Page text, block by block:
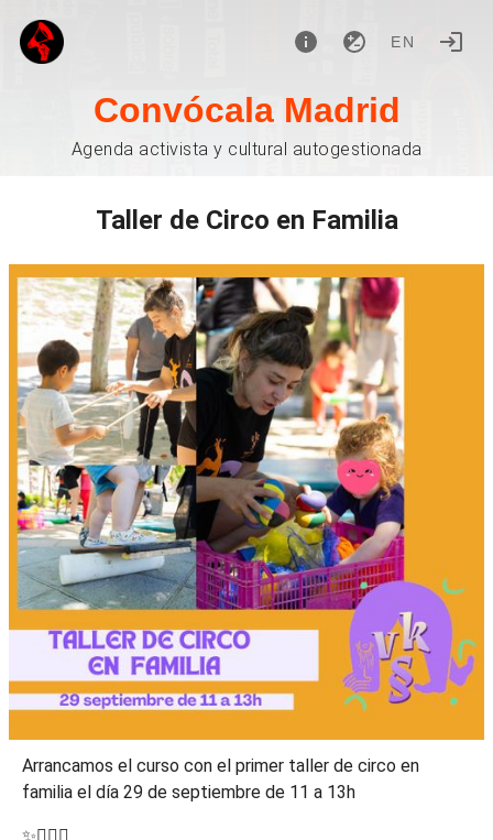
EN
Convócala Madrid
Agenda activista y cultural autogestionada
Taller de Circo en Familia
Arrancamos el curso con el primer taller de circo en
familia el día 29 de septiembre de 11 a 13h